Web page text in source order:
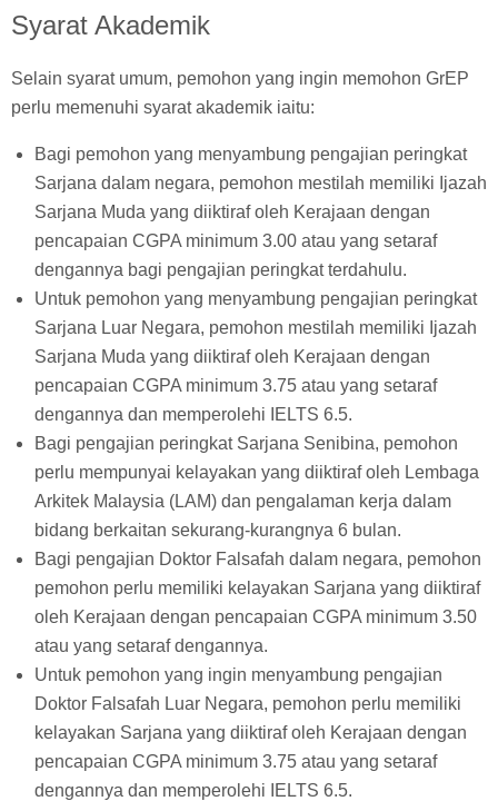
Syarat Akademik
Selain syarat umum, pemohon yang ingin memohon GrEP
perlu memenuhi syarat akademik iaitu:
Bagi pemohon yang menyambung pengajian peringkat
Sarjana dalam negara, pemohon mestilah memiliki Ijazah
Sarjana Muda yang diiktiraf oleh Kerajaan dengan
pencapaian CGPA minimum 3.00 atau yang setaraf
dengannya bagi pengajian peringkat terdahulu.
Untuk pemohon yang menyambung pengajian peringkat
Sarjana Luar Negara, pemohon mestilah memiliki Ijazah
Sarjana Muda yang diiktiraf oleh Kerajaan dengan
pencapaian CGPA minimum 3.75 atau yang setaraf
dengannya dan memperolehi IELTS 6.5.
Bagi pengajian peringkat Sarjana Senibina, pemohon
perlu mempunyai kelayakan yang diiktiraf oleh Lembaga
Arkitek Malaysia (LAM) dan pengalaman kerja dalam
bidang berkaitan sekurang-kurangnya 6 bulan.
Bagi pengajian Doktor Falsafah dalam negara, pemohon
pemohon perlu memiliki kelayakan Sarjana yang diiktiraf
oleh Kerajaan dengan pencapaian CGPA minimum 3.50
atau yang setaraf dengannya.
Untuk pemohon yang ingin menyambung pengajian
Doktor Falsafah Luar Negara, pemohon perlu memiliki
kelayakan Sarjana yang diiktiraf oleh Kerajaan dengan
pencapaian CGPA minimum 3.75 atau yang setaraf
dengannya dan memperolehi IELTS 6.5.